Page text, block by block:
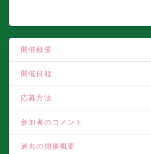
開催概要
開催日程
応募方法
参加者のコメント
過去の開催概要